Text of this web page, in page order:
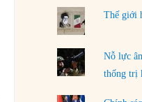
01/08/2026
Chiến lược kế
31/07/2026
Thế giới
Nỗ lực
thống trị